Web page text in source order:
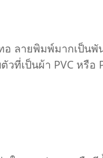
อ ลายพิมพ์มากเป็น
เป็นผ้า PVC หรือ